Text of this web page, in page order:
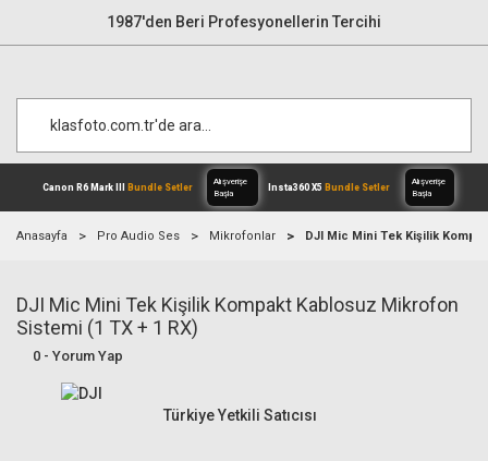
1987'den Beri Profesyonellerin Tercihi
Canon R6 Mark III Bundle Setler
Alışverişe
Anasayfa Pro Audio Ses Mikrofonlar DJI Mic Mini Tek Kişilik
DJI Mic Mini Tek Kişilik Kompakt Kablosuz Mikrofon
Sistemi (1 TX + 1 RX)
0 - Yorum Yap
Türkiye Yetkili Satıcısı